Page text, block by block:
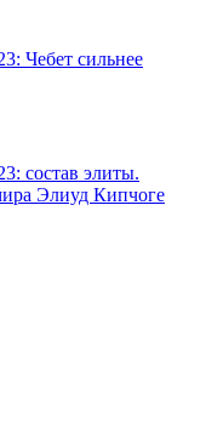
Чебет сильнее
состав элиты.
Элиуд Кипчоге